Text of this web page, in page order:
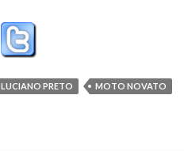
LUCIANO PRETO
MOTO NOVATO